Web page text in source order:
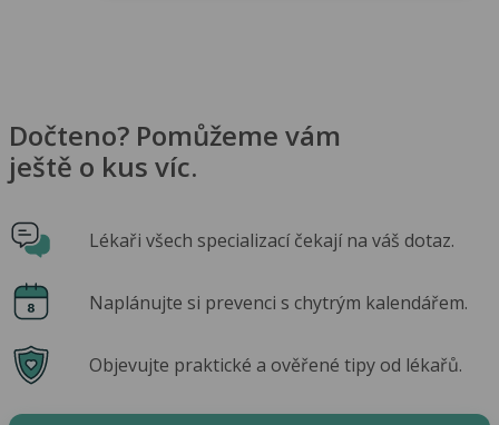
Dočteno? Pomůžeme vám
ještě o kus víc.
Lékaři všech specializací čekají na váš dotaz.
Naplánujte si prevenci s chytrým kalendářem.
Objevujte praktické a ověřené tipy od lékařů.